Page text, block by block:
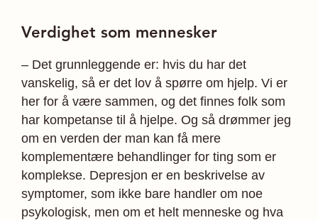
Verdighet som mennesker
– Det grunnleggende er: hvis du har det
vanskelig, så er det lov å spørre om hjelp. Vi er
her for å være sammen, og det finnes folk som
har kompetanse til å hjelpe. Og så drømmer jeg
om en verden der man kan få mere
komplementære behandlinger for ting som er
komplekse. Depresjon er en beskrivelse av
symptomer, som ikke bare handler om noe
psykologisk, men om et helt menneske og hva